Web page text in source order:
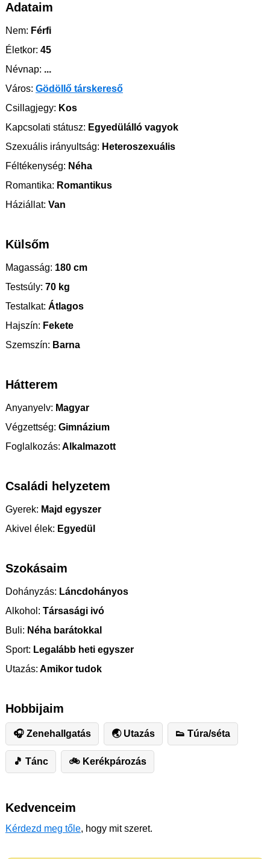
Adataim
Nem: Férfi
Életkor: 45
Névnap: ...
Város: Gödöllő társkereső
Csillagjegy: Kos
Kapcsolati státusz: Egyedülálló vagyok
Szexuális irányultság: Heteroszexuális
Féltékenység: Néha
Romantika: Romantikus
Háziállat: Van
Külsőm
Magasság: 180 cm
Testsúly: 70 kg
Testalkat: Átlagos
Hajszín: Fekete
Szemszín: Barna
Hátterem
Anyanyelv: Magyar
Végzettség: Gimnázium
Foglalkozás: Alkalmazott
Családi helyzetem
Gyerek: Majd egyszer
Akivel élek: Egyedül
Szokásaim
Dohányzás: Láncdohányos
Alkohol: Társasági ivó
Buli: Néha barátokkal
Sport: Legalább heti egyszer
Utazás: Amikor tudok
Hobbijaim
🎧 Zenehallgatás 🌏 Utazás 👟 Túra/séta
🎵 Tánc 🚲 Kerékpározás
Kedvenceim
Kérdezd meg tőle, hogy mit szeret.